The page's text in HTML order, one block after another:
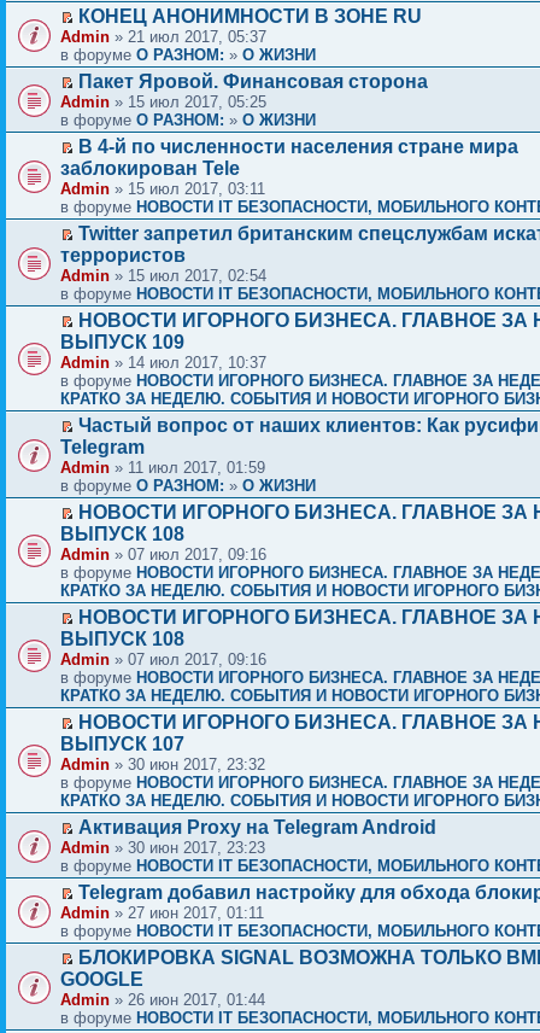
КОНЕЦ АНОНИМНОСТИ В ЗОНЕ RU
Admin » 21 июл 2017, 05:37
в форуме О РАЗНОМ: » О ЖИЗНИ
Пакет Яровой. Финансовая сторона
Admin » 15 июл 2017, 05:25
в форуме О РАЗНОМ: » О ЖИЗНИ
В 4-й по численности населения стране мира
заблокирован Tele
Admin » 15 июл 2017, 03:11
в форуме НОВОСТИ IT БЕЗОПАСНОСТИ, МОБИЛЬНОГО
Twitter запретил британским спецслужбам
террористов
Admin » 15 июл 2017, 02:54
в форуме НОВОСТИ IT БЕЗОПАСНОСТИ, МОБИЛЬНОГО
НОВОСТИ ИГОРНОГО БИЗНЕСА. ГЛАВНОЕ ЗА
ВЫПУСК 109
Admin » 14 июл 2017, 10:37
в форуме НОВОСТИ ИГОРНОГО БИЗНЕСА. ГЛАВНОЕ ЗА
КРАТКО ЗА НЕДЕЛЮ. СОБЫТИЯ И НОВОСТИ ИГОРНОГО
Частый вопрос от наших клиентов: Как
Telegram
Admin » 11 июл 2017, 01:59
в форуме О РАЗНОМ: » О ЖИЗНИ
НОВОСТИ ИГОРНОГО БИЗНЕСА. ГЛАВНОЕ ЗА
ВЫПУСК 108
Admin » 07 июл 2017, 09:16
в форуме НОВОСТИ ИГОРНОГО БИЗНЕСА. ГЛАВНОЕ ЗА
КРАТКО ЗА НЕДЕЛЮ. СОБЫТИЯ И НОВОСТИ ИГОРНОГО
НОВОСТИ ИГОРНОГО БИЗНЕСА. ГЛАВНОЕ ЗА
ВЫПУСК 108
Admin » 07 июл 2017, 09:16
в форуме НОВОСТИ ИГОРНОГО БИЗНЕСА. ГЛАВНОЕ ЗА
КРАТКО ЗА НЕДЕЛЮ. СОБЫТИЯ И НОВОСТИ ИГОРНОГО
НОВОСТИ ИГОРНОГО БИЗНЕСА. ГЛАВНОЕ ЗА
ВЫПУСК 107
Admin » 30 июн 2017, 23:32
в форуме НОВОСТИ ИГОРНОГО БИЗНЕСА. ГЛАВНОЕ ЗА
КРАТКО ЗА НЕДЕЛЮ. СОБЫТИЯ И НОВОСТИ ИГОРНОГО
Активация Proxy на Telegram Android
Admin » 30 июн 2017, 23:23
в форуме НОВОСТИ IT БЕЗОПАСНОСТИ, МОБИЛЬНОГО
Telegram добавил настройку для обхода
Admin » 27 июн 2017, 01:11
в форуме НОВОСТИ IT БЕЗОПАСНОСТИ, МОБИЛЬНОГО
БЛОКИРОВКА SIGNAL ВОЗМОЖНА ТОЛЬКО
GOOGLE
Admin » 26 июн 2017, 01:44
в форуме НОВОСТИ IT БЕЗОПАСНОСТИ, МОБИЛЬНОГО